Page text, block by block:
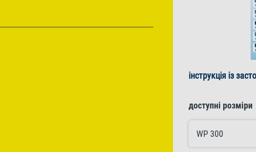
інструкція із
доступні розміри
WP 300